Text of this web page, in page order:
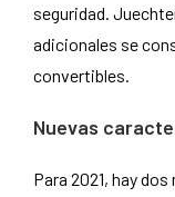
seguridad.
adicionales se
convertibles.
Nuevas
Para 2021, hay